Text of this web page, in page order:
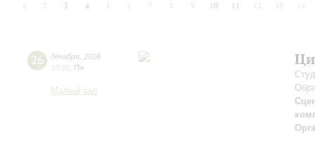
2 3 4 5 6 7 8 9 10 11 12 13 14
26 декабря 2016
19:00 Пн
Малый зал